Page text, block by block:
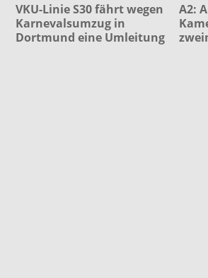
VKU-Linie S30 fährt wegen
Karnevalsumzug in
Dortmund eine Umleitung
A2: